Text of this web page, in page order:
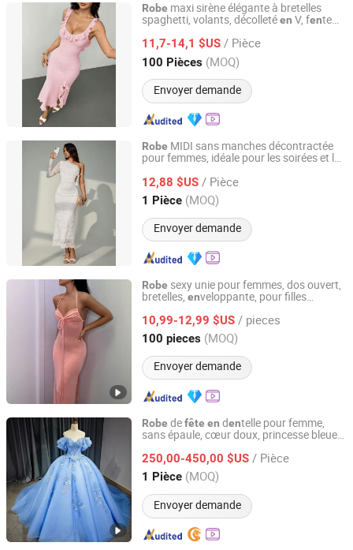
Robe maxi sirène élégante à bretelles
spaghetti, volants, décolletéen V, fente
11,7-14,1 $US / Pièce
100 Pièces (MOQ)
Envoyer demande
Guangzhou Yefeng Clothing Co., Ltd.
Guangdong, China Depuis 2026
Robe MIDI sans manches décontractée
pour femmes, idéale pour les soirées et le
12,88 $US / Pièce
1 Pièce (MOQ)
Envoyer demande
Guangzhou Yefeng Clothing Co., Ltd.
Guangdong, China Depuis 2026
Robe sexy unie pour femmes, dos ouvert,
bretelles, enveloppante, pour filles
américaine
10,99-12,99 $US / pieces
100 pieces (MOQ)
Envoyer demande
Dongguan Yecheng Trading Co., Ltd.
Guangdong, China Depuis 2024
Robe defête en dentelle pour femme,
sans épaule, cœur doux, princesse bleue,
250,00-450,00 $US / Pièce
1 Pièce (MOQ)
Envoyer demande
Suzhou Gilka Trading Co., Ltd.
Jiangsu, China Depuis 2022